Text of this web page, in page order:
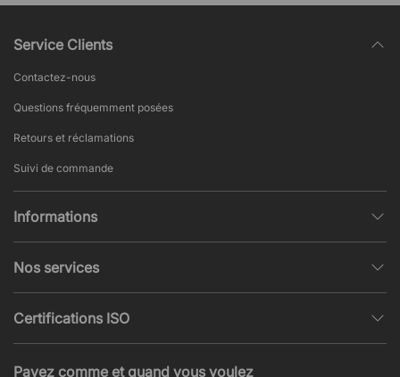
Service Clients
Contactez-nous
Questions fréquemment posées
Retours et réclamations
Suivi de commande
Informations
Pages populaires
Nos services
Payez comme et quand vous voulez
Certifications ISO